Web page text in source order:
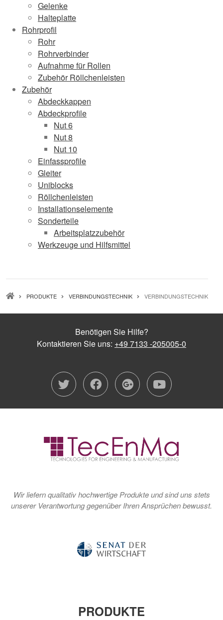
Gelenke
Halteplatte
Rohrprofil
Rohr
Rohrverbinder
Aufnahme für Rollen
Zubehör Röllchenleisten
Zubehör
Abdeckkappen
Abdeckprofile
Nut 6
Nut 8
Nut 10
Einfassprofile
Gleiter
Uniblocks
Röllchenleisten
Installationselemente
Sonderteile
Arbeitsplatzzubehör
Werkzeuge und Hilfsmittel
PFADNAVIGATION
PRODUKTE VERBINDUNGSTECHNIK VERBINDUNGSTECHNIK
Benötigen Sie Hilfe?
Kontaktieren Sie uns: +49 7133 -205005-0
twitterfacebook
google-
Wir liefern qualitativ hochwertige Produkte und sind uns stets
unserer Verantwortung gegenüber Ihren Ansprüchen bewusst.
PRODUKTE